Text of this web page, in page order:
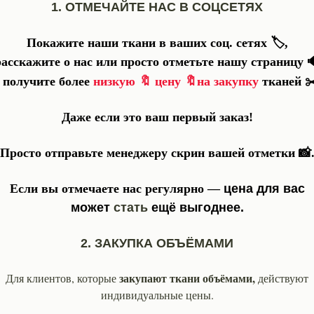
1. ОТМЕЧАЙТЕ НАС В СОЦСЕТЯХ
Покажите наши ткани в ваших соц. сетях 🏷️,
о нас или просто отметьте нашу страницу
более низкую 🔖 цену 🔖на закупку тканей
Даже если это ваш первый заказ!
Просто отправьте менеджеру скрин вашей отметки 📸.
Если вы отмечаете нас регулярно —цена для вас
может стать ещё выгоднее.
2. ЗАКУПКА ОБЪЁМАМИ
Для клиентов, которыезакупают ткани объёмами, действуют
индивидуальные цены.
КОНТАКТЫ
Для заказа онлайн, пишите в What'sApp
+90 552 473 61 73 Зухра
Мы в МАХ
в течение рабочего дня.